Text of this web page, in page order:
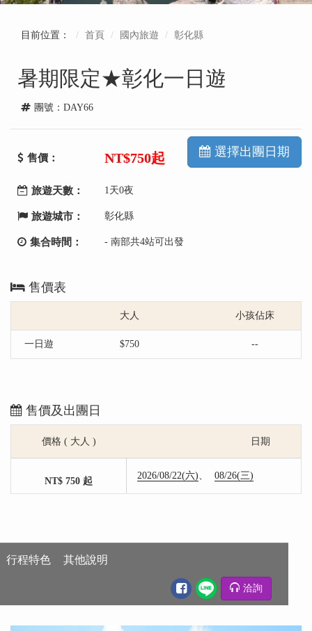
目前位置： 首頁 國內旅遊 彰化縣
暑期限定★彰化一日遊
團號：DAY66
售價： NT$750起
旅遊天數： 1天0夜
選擇出團日期
旅遊城市： 彰化縣
集合時間： - 南部共4站可出發
售價表
大人 小孩佔床
一日遊 $750 --
售價及出團日
價格 ( 大人 ) 日期
NT$ 750 起 2026/08/22(六) 08/26(三)
行程特色 其他說明
洽詢